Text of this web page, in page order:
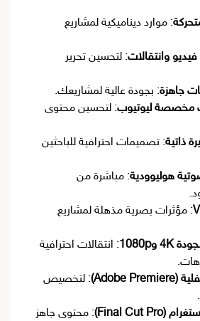
: موارد ديناميكية لمشاريع
: لتحسين تحرير
: بجودة عالية لمشاريعك.
: لتحسين محتوى
: تصميمات احترافية للباحثين
: مباشرة من
: مؤثرات بصرية مذهلة لمشاريع
: انتقالات احترافية
: لتخصيص
: محتوى جاهز